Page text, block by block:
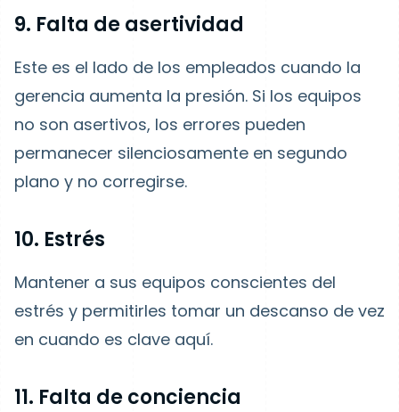
9. Falta de asertividad
Este es el lado de los empleados cuando la
gerencia aumenta la presión. Si los equipos
no son asertivos, los errores pueden
permanecer silenciosamente en segundo
plano y no corregirse.
10. Estrés
Mantener a sus equipos conscientes del
estrés y permitirles tomar un descanso de vez
en cuando es clave aquí.
11. Falta de conciencia